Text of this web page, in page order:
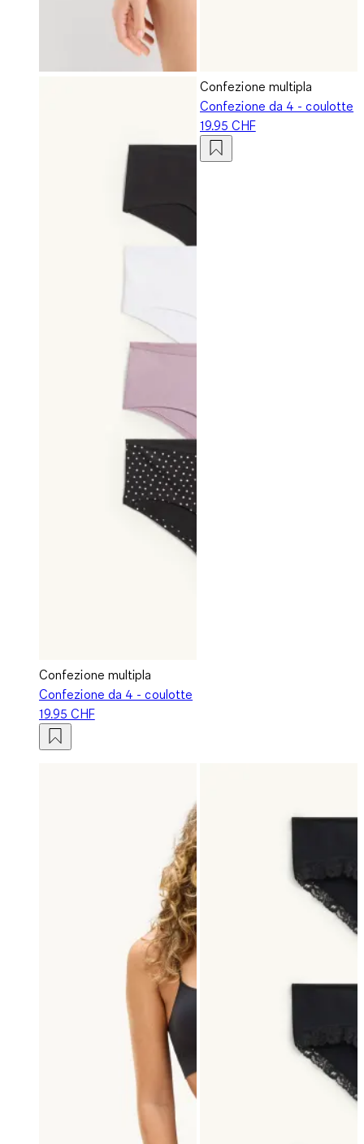
Confezione multipla
Confezione da 4 - coulotte
19.95 CHF
Confezione multipla
Confezione da 4 - coulotte
19.95 CHF